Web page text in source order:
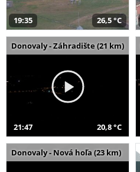
19:35 26,5 °C
Donovaly - Záhradište (21 km)
21:47 20,8 °C
Donovaly - Nová hoľa (23 km)